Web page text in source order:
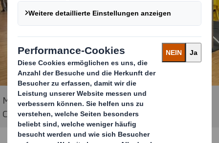
Messestand von DS Smith auf der K5 Future Retail
Conference.